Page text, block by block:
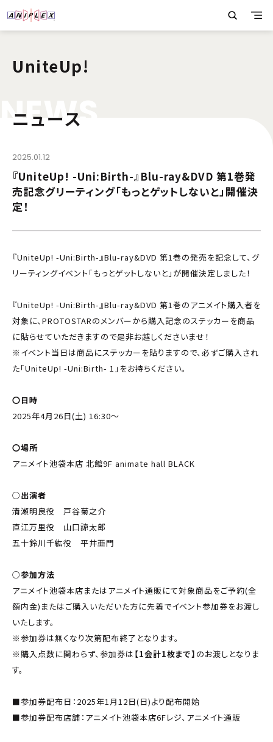
UniteUp!
NEWS
ニュース
2025.01.12
『UniteUp! -Uni:Birth-』Blu-ray&DVD 第1巻発
売記念グリーティング「もっとゲットしないと」開催決
定！
『UniteUp! -Uni:Birth-』Blu-ray&DVD 第1巻の発売を記念して、グ
リーティングイベント「もっとゲットしないと」が開催決定しました！
『UniteUp! -Uni:Birth-』Blu-ray&DVD 第1巻のアニメイト購入者を
対象に、PROTOSTARのメンバーから購入記念のステッカーを商品
に貼らせていただきますので是非お越しくださいませ！
※イベント当日は商品にステッカーを貼りますので、必ずご購入され
た「UniteUp! -Uni:Birth- 1」をお持ちください。
〇日時
2025年4月26日(土) 16:30～
〇場所
アニメイト池袋本店 北館9F animate hall BLACK
○出演者
清瀬明良役 戸谷菊之介
直江万里役 山口諒太郎
五十鈴川千紘役 平井亜門
○参加方法
アニメイト池袋本店またはアニメイト通販にて対象商品をご予約(全
額内金)またはご購入いただいた方に先着でイベント参加券をお渡し
いたします。
※参加券は無くなり次第配布終了となります。
※購入点数に関わらず、参加券は 【1会計1枚まで】 のお渡しとなりま
す。
■参加券配布日：2025年1月12日(日)より配布開始
■参加券配布店舗：アニメイト池袋本店6Fレジ、アニメイト通販